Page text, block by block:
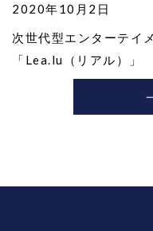
2020年10月2日
次世代型エンターテイ
「Lea.lu（リアル）」